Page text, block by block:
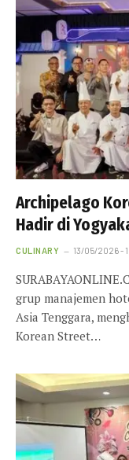
Archipelago
Hadir di
CULINARY 13/05/2026 -
grup manajemen
Asia Tenggara,
Korean Street…